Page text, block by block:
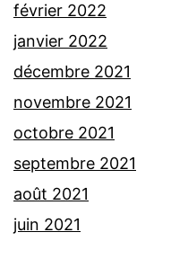
février 2022
janvier 2022
décembre 2021
novembre 2021
octobre 2021
septembre 2021
août 2021
juin 2021